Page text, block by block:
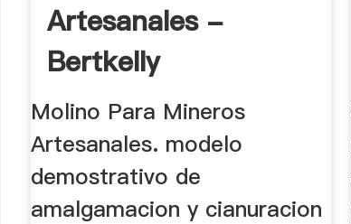
Artesanales -
Bertkelly
Molino Para Mineros
Artesanales. modelo
demostrativo de
amalgamacion y cianuracion